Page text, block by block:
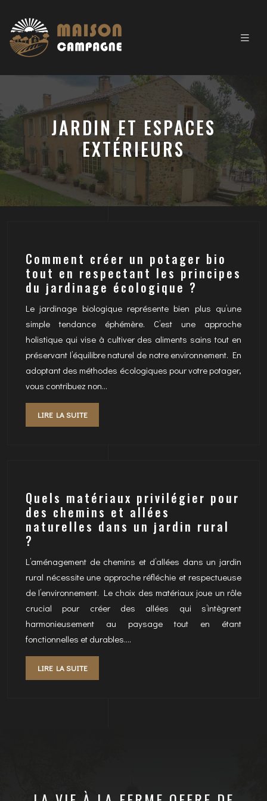
JARDIN ET ESPACES
EXTÉRIEURS
Comment créer un potager bio
tout en respectant les principes
du jardinage écologique ?
Le jardinage biologique représente bien plus qu’une
simple tendance éphémère. C’est une approche
holistique qui vise à cultiver des aliments sains tout en
préservant l’équilibre naturel de notre environnement. En
adoptant des méthodes écologiques pour votre potager,
vous contribuez non…
LIRE LA SUITE
Quels matériaux privilégier pour
des chemins et allées
naturelles dans un jardin rural
?
L’aménagement de chemins et d’allées dans un jardin
rural nécessite une approche réfléchie et respectueuse
de l’environnement. Le choix des matériaux joue un rôle
crucial pour créer des allées qui s’intègrent
harmonieusement au paysage tout en étant
fonctionnelles et durables….
LIRE LA SUITE